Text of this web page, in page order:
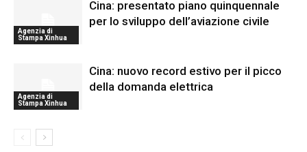
Agenzia di
Stampa Xinhua
Cina: presentato piano quinquennale
per lo sviluppo dell’aviazione civile
Agenzia di
Stampa Xinhua
Cina: nuovo record estivo per il picco
della domanda elettrica